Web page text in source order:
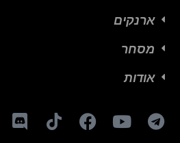
ארנקים
מסחר
אודות